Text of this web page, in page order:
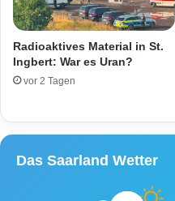
e
r
B
i
k
r
G
e
l
d
Radioaktives Material in St.
Ingbert: War es Uran?
vor 2 Tagen
Das Saarland Wetter